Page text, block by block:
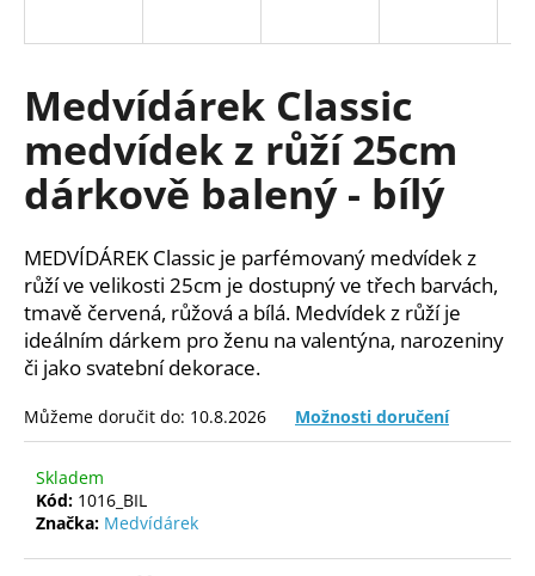
Medvídárek Classic
medvídek z růží 25cm
dárkově balený - bílý
MEDVÍDÁREK Classic je parfémovaný medvídek z
růží ve velikosti 25cm je dostupný ve třech barvách,
tmavě červená, růžová a bílá. Medvídek z růží je
ideálním dárkem pro ženu na valentýna, narozeniny
či jako svatební dekorace.
Můžeme doručit do: 10.8.2026 Možnosti doručení
Skladem
Kód: 1016_BIL
Značka: Medvídárek
í
t
?
HLEDAT
D
o
p
u
u